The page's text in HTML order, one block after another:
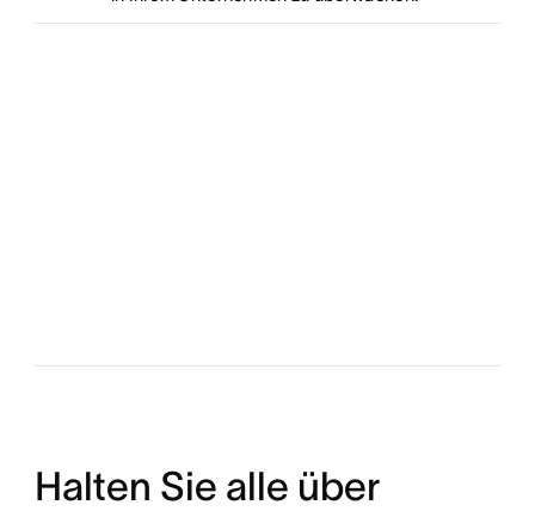
Halten Sie alle über